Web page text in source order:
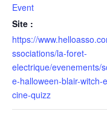
Event
Site :
https://
ssociations/la-foret-
electrique/evenements/
e-halloween-blair-witch-
cine-quizz